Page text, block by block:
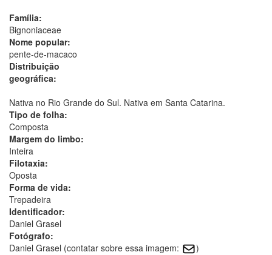
Família:
Bignoniaceae
Nome popular:
pente-de-macaco
Distribuição
geográfica:
Nativa no Rio Grande do Sul. Nativa em Santa Catarina.
Tipo de folha:
Composta
Margem do limbo:
Inteira
Filotaxia:
Oposta
Forma de vida:
Trepadeira
Identificador:
Daniel Grasel
Fotógrafo:
Daniel Grasel (contatar sobre essa imagem:
)